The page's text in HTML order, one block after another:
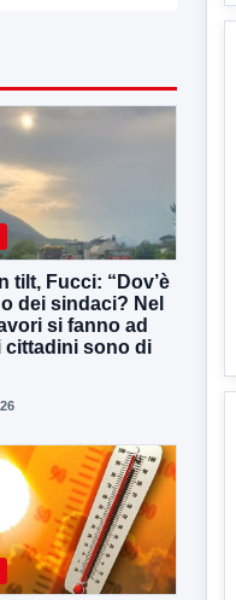
tilt, Fucci: “Dov’è
dei sindaci? Nel
si fanno ad
cittadini sono di